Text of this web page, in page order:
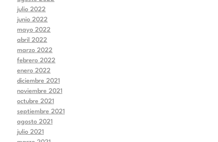
julio 2022
junio 2022
mayo 2022
abril 2022
marzo 2022
febrero 2022
enero 2022
diciembre 2021
noviembre 2021
octubre 2021
septiembre 2021
agosto 2021
julio 2021